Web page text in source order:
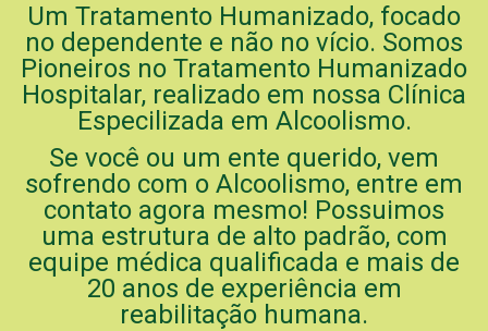
Um Tratamento Humanizado, focado
no dependente e não no vício. Somos
Pioneiros no Tratamento Humanizado
Hospitalar, realizado em nossa Clínica
Especilizada em Alcoolismo.
Se você ou um ente querido, vem
sofrendo com o Alcoolismo, entre em
contato agora mesmo! Possuimos
uma estrutura de alto padrão, com
equipe médica qualificada e mais de
20 anos de experiência em
reabilitação humana.